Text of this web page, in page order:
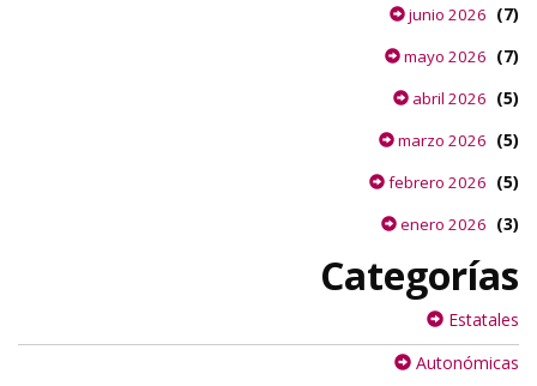
junio 2026 (7)
mayo 2026 (7)
abril 2026 (5)
marzo 2026 (5)
febrero 2026 (5)
enero 2026 (3)
Categorías
Estatales
Autonómicas